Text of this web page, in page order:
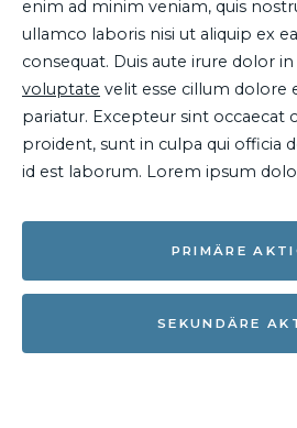
enim ad minim veniam, quis
ullamco laboris nisi ut aliquip ex
consequat. Duis aute irure dolor
voluptate velit esse cillum dolore
pariatur. Excepteur sint occaecat
proident, sunt in culpa qui officia
id est laborum. Lorem ipsum
PRIMÄRE
SEKUNDÄRE